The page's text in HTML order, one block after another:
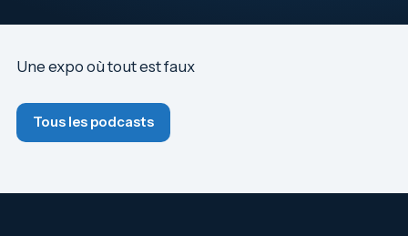
Une expo où tout est faux
Tous les podcasts